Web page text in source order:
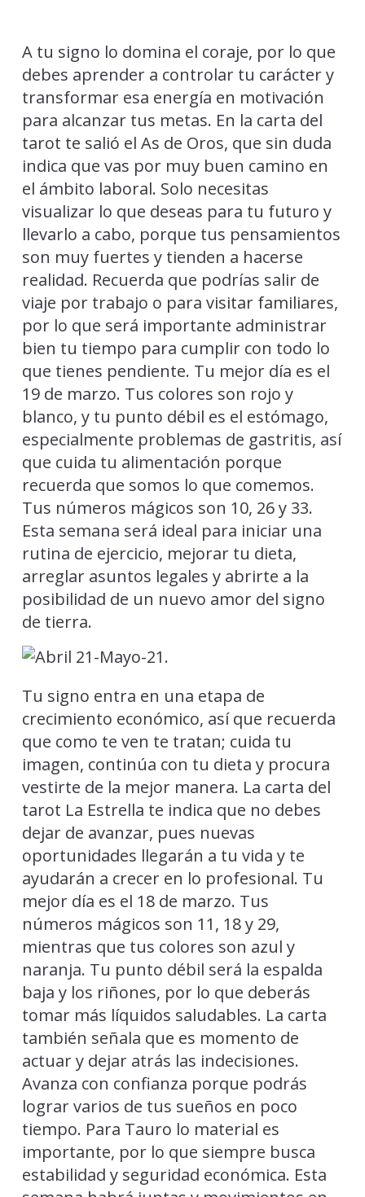
A tu signo lo domina el coraje, por lo que
debes aprender a controlar tu carácter y
transformar esa energía en motivación
para alcanzar tus metas. En la carta del
tarot te salió el As de Oros, que sin duda
indica que vas por muy buen camino en
el ámbito laboral. Solo necesitas
visualizar lo que deseas para tu futuro y
llevarlo a cabo, porque tus pensamientos
son muy fuertes y tienden a hacerse
realidad. Recuerda que podrías salir de
viaje por trabajo o para visitar familiares,
por lo que será importante administrar
bien tu tiempo para cumplir con todo lo
que tienes pendiente. Tu mejor día es el
19 de marzo. Tus colores son rojo y
blanco, y tu punto débil es el estómago,
especialmente problemas de gastritis, así
que cuida tu alimentación porque
recuerda que somos lo que comemos.
Tus números mágicos son 10, 26 y 33.
Esta semana será ideal para iniciar una
rutina de ejercicio, mejorar tu dieta,
arreglar asuntos legales y abrirte a la
posibilidad de un nuevo amor del signo
de tierra.
Tu signo entra en una etapa de
crecimiento económico, así que recuerda
que como te ven te tratan; cuida tu
imagen, continúa con tu dieta y procura
vestirte de la mejor manera. La carta del
tarot La Estrella te indica que no debes
dejar de avanzar, pues nuevas
oportunidades llegarán a tu vida y te
ayudarán a crecer en lo profesional. Tu
mejor día es el 18 de marzo. Tus
números mágicos son 11, 18 y 29,
mientras que tus colores son azul y
naranja. Tu punto débil será la espalda
baja y los riñones, por lo que deberás
tomar más líquidos saludables. La carta
también señala que es momento de
actuar y dejar atrás las indecisiones.
Avanza con confianza porque podrás
lograr varios de tus sueños en poco
tiempo. Para Tauro lo material es
importante, por lo que siempre busca
estabilidad y seguridad económica. Esta